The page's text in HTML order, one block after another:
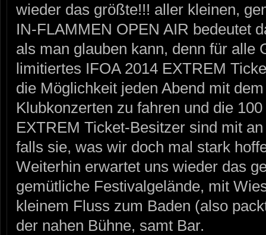
wieder das größte!!! aller kleinen,
IN-FLAMMEN OPEN AIR bedeutet
als man glauben kann, denn für alle
limitiertes IFOA 2014 EXTREM
die Möglichkeit jeden Abend mit
Klubkonzerten zu fahren und die
EXTREM Ticket-Besitzer sind mit
falls sie, was wir doch mal stark
Weiterhin erwartet uns wieder das
gemütliche Festivalgelände, mit
kleinem Fluss zum Baden (also
der nahen Bühne, samt Bar.